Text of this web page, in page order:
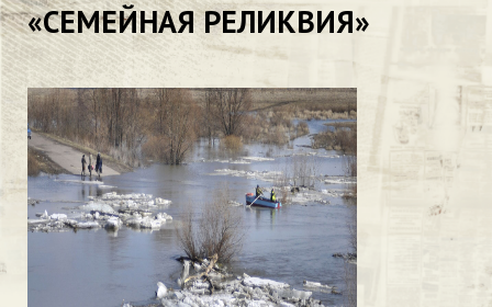
«СЕМЕЙНАЯ РЕЛИКВИЯ»